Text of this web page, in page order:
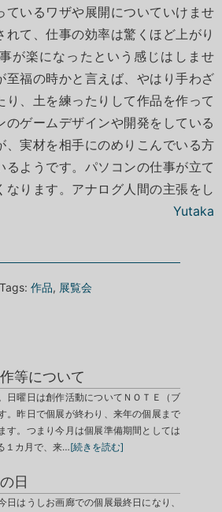
ているワザや展開についていけませ
れて、仕事の効率は驚くほど上がり
が楽になったという感じはしませ
至福の時かと言えば、やはり手わざ
り、土を練ったりして作品を作って
のゲームデザインや開発をしている
、実材を相手にのめりこんでいる方
るようです。パソコンの仕事が立て
なります。アナログ人間の主張をし
のです。 Yutaka
Tags: 作品, 展覧会
等について
日曜日は創作活動についてＮＯＴＥ（ブ
。昨日で個展が終わり、来年の個展まで
す。つまり今月は個展準備期間としては
１カ月で、来…[続きを読む]
日
日はうしお画廊での個展最終日になり、